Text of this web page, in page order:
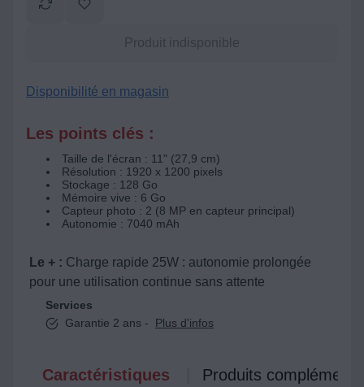
Produit indisponible
Disponibilité en magasin
Les points clés :
Taille de l'écran : 11" (27,9 cm)
Résolution : 1920 x 1200 pixels
Stockage : 128 Go
Mémoire vive : 6 Go
Capteur photo : 2 (8 MP en capteur principal)
Autonomie : 7040 mAh
Le + : Charge rapide 25W : autonomie prolongée
pour une utilisation continue sans attente
Services
Garantie 2 ans -
Plus d'infos
Caractéristiques Produits